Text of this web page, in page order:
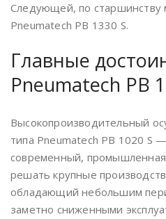
Следующей, по старшинству
Pneumatech PB 1330 S.
Главные
Pneumatech PB
Высокопроизводительный
типа Pneumatech PB 1020 S
современный, промышленная
решать крупные
обладающий небольшим
заметно сниженными